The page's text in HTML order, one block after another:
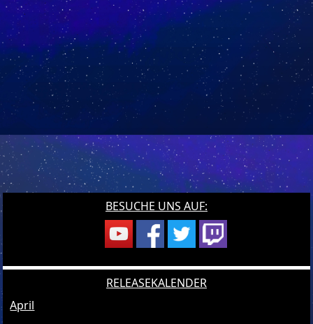
BESUCHE UNS AUF:
RELEASEKALENDER
April